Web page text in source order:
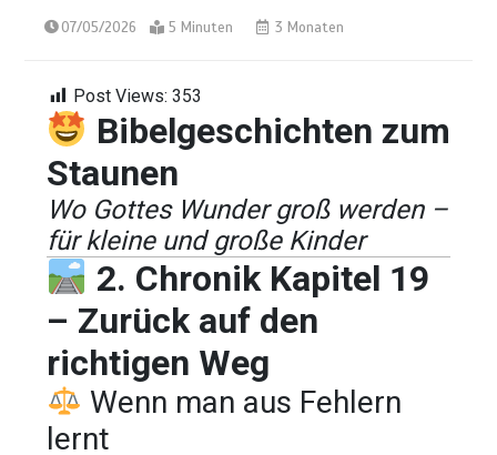
07/05/2026 5 Minuten 3 Monaten
Post Views: 353
Bibelgeschichten zum
Staunen
Wo Gottes Wunder groß werden –
für kleine und große Kinder
2. Chronik Kapitel 19
– Zurück auf den
richtigen Weg
Wenn man aus Fehlern
lernt